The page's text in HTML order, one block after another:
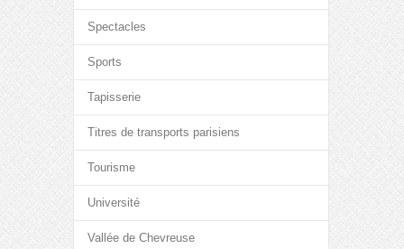
Spectacles
Sports
Tapisserie
Titres de transports parisiens
Tourisme
Université
Vallée de Chevreuse